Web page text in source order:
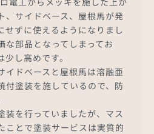
、サイドベース、屋根馬が発
せずに使えるようになりまし
な部品となってしまってお
し高めです。
イドベースと屋根馬は溶融亜
付塗装を施しているので、防
装を行っていましたが、マス
ことで塗装サービスは実質的